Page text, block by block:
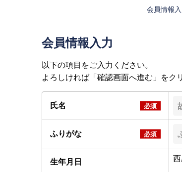
会員情報
会員情報入力
以下の項目をご入力ください。
よろしければ「確認画面へ進む」をク
氏名
ふりがな
生年月日